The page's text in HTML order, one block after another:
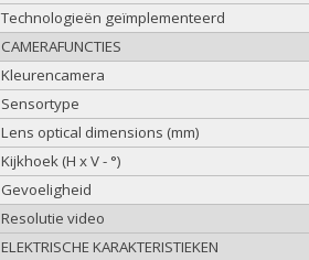
Technologieën geïmplementeerd
CAMERAFUNCTIES
Kleurencamera
Sensortype
Lens optical dimensions (mm)
Kijkhoek (H x V - °)
Gevoeligheid
Resolutie video
ELEKTRISCHE KARAKTERISTIEKEN